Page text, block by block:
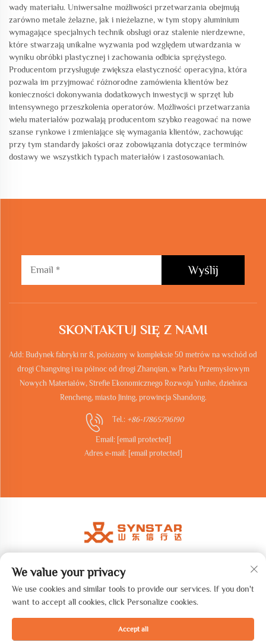
wady materiału. Uniwersalne możliwości przetwarzania obejmują
zarówno metale żelazne, jak i nieżelazne, w tym stopy aluminium
wymagające specjalnych technik obsługi oraz stalenie nierdzewne,
które stwarzają unikalne wyzwania pod względem utwardzania w
wyniku obróbki plastycznej i zachowania odbicia sprężystego.
Producentom przysługuje zwiększa elastyczność operacyjna, która
pozwala im przyjmować różnorodne zamówienia klientów bez
konieczności dokonywania dodatkowych inwestycji w sprzęt lub
intensywnego przeszkolenia operatorów. Możliwości przetwarzania
wielu materiałów pozwalają producentom szybko reagować na nowe
szanse rynkowe i zmieniające się wymagania klientów, zachowując
przy tym standardy jakości oraz zobowiązania dotyczące terminów
dostawy we wszystkich typach materiałów i zastosowaniach.
Wyślij
SKONTAKTUJ SIĘ Z NAMI
Add: Budynek fabryki nr 8, położony w kompleksie 50 metrów na wschód od
drogi Changxing i na północ od drogi Zhanqian, w Parku Przemysłowym
Nowych Materiałów, Strefie Ekonomicznego Rozwoju Yunhe, dzielnica
Rencheng, miasto Jining, prowincja Shandong.
Tel.: +86-17865796190
Email: [email protected]
Adres e-mail: [email protected]
Copyright © 2026 Shandong synstar Intelligent Technology Co., Ltd.
We value your privacy
We use cookies and similar tools to provide our services. If you don't
want to accept all cookies, click Personalize cookies.
Accept all